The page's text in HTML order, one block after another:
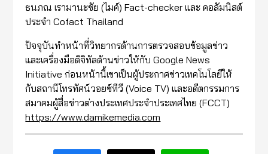
ธนภณ เรามานะชัย (ไมค์) Fact-checker และ คอลัมนิสต์
ประจำ Cofact Thailand
ปัจจุบันทำหน้าที่วิทยากรด้านการตรวจสอบข้อมูลข่าว
และเครื่องมือดิจิทัลด้านข่าวให้กับ Google News
Initiative ก่อนหน้านี้เขาเป็นผู้ประกาศข่าวเทคโนโลยีให้
กับสถานีโทรทัศน์วอยซ์ทีวี (Voice TV) และอดีตกรรมการ
สมาคมผู้สื่อข่าวต่างประเทศประจำประเทศไทย (FCCT)
https://www.damikemedia.com